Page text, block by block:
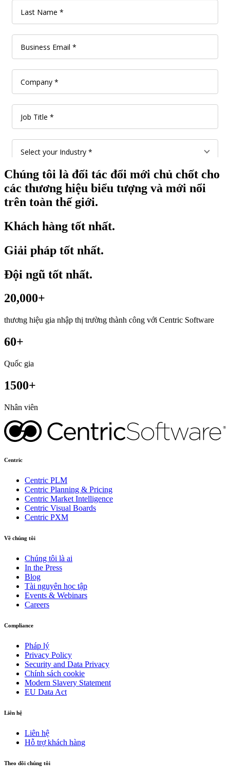
Chúng tôi là đối tác đổi mới chủ chốt cho
các thương hiệu biểu tượng và mới nổi
trên toàn thế giới.
Khách hàng tốt nhất.
Giải pháp tốt nhất.
Đội ngũ tốt nhất.
20,000+
thương hiệu gia nhập thị trường thành công với Centric Software
60+
Quốc gia
1500+
Nhân viên
Centric
Centric PLM
Centric Planning & Pricing
Centric Market Intelligence
Centric Visual Boards
Centric PXM
Về chúng tôi
Chúng tôi là ai
In the Press
Blog
Tài nguyên học tập
Events & Webinars
Careers
Compliance
Pháp lý
Privacy Policy
Security and Data Privacy
Chính sách cookie
Modern Slavery Statement
EU Data Act
Liên hệ
Liên hệ
Hỗ trợ khách hàng
Theo dõi chúng tôi